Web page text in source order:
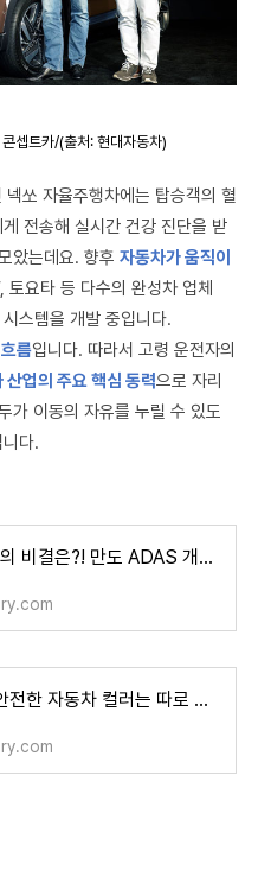
셉트카/(출처: 현대자동차)
넥쏘 자율주행차에는 탑승객의 혈
전송해 실시간 건강 진단을 받
았는데요. 향후 자동차가 움직이
토요타 등 다수의 완성차 업체
스템을 개발 중입니다.
름입니다. 따라서 고령 운전자의
산업의 주요 핵심 동력으로 자리
가 이동의 자유를 누릴 수 있도
다.
안전한 자율주행의 비결은?! 만도 ADAS 개발자의 하루
자율주행 시대, 안전한 자동차 컬러는 따로 있다?